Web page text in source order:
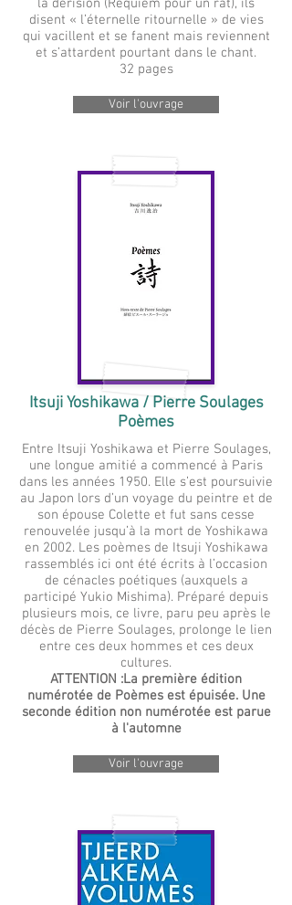
la dérision (Requiem pour un rat), ils
disent « l’éternelle ritournelle » de vies
qui vacillent et se fanent mais reviennent
et s’attardent pourtant dans le chant.
32 pages
Voir l'ouvrage
Itsuji Yoshikawa / Pierre Soulages
Poèmes
Entre Itsuji Yoshikawa et Pierre Soulages,
une longue amitié a commencé à Paris
dans les années 1950. Elle s’est poursuivie
au Japon lors d’un voyage du peintre et de
son épouse Colette et fut sans cesse
renouvelée jusqu’à la mort de Yoshikawa
en 2002. Les poèmes de Itsuji Yoshikawa
rassemblés ici ont été écrits à l’occasion
de cénacles poétiques (auxquels a
participé Yukio Mishima). Préparé depuis
plusieurs mois, ce livre, paru peu après le
décès de Pierre Soulages, prolonge le lien
entre ces deux hommes et ces deux
cultures.
ATTENTION :La première édition
numérotée de Poèmes est épuisée. Une
seconde édition non numérotée est parue
à l'automne
Voir l'ouvrage